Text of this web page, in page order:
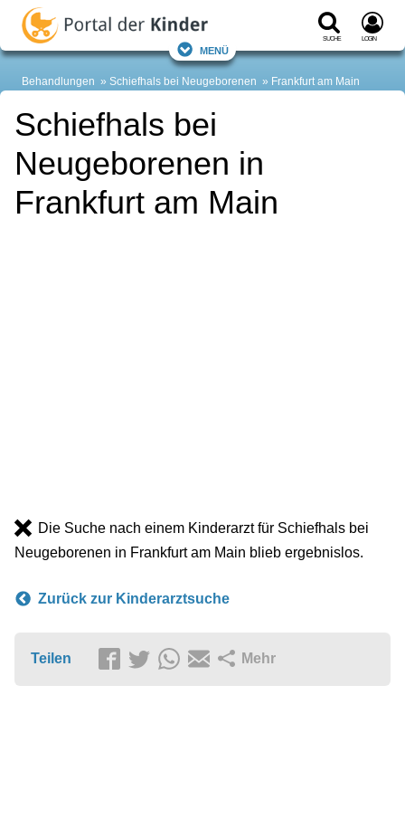
Suche Login
Menü
Behandlungen Schiefhals bei Neugeborenen Frankfurt am Main
Schiefhals bei
Neugeborenen in
Frankfurt am Main
Die Suche nach einem Kinderarzt für Schiefhals bei
Neugeborenen in Frankfurt am Main blieb ergebnislos.
Zurück zur Kinderarztsuche
Teilen Mehr